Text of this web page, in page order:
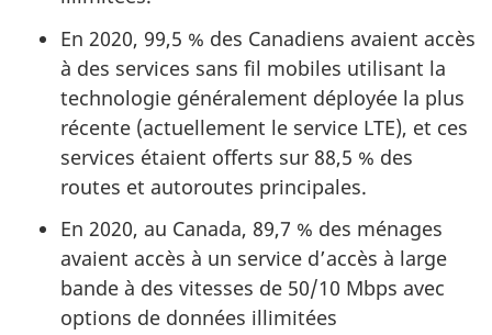
En 2020, 99,5 % des Canadiens avaient accès
à des services sans fil mobiles utilisant la
technologie généralement déployée la plus
récente (actuellement le service LTE), et ces
services étaient offerts sur 88,5 % des
routes et autoroutes principales.
En 2020, au Canada, 89,7 % des ménages
avaient accès à un service d’accès à large
bande à des vitesses de 50/10 Mbps avec
options de données illimitées